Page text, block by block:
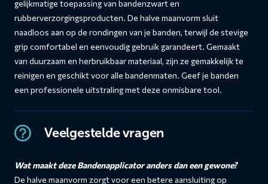
gelijkmatige toepassing van bandenzwart en
rubberverzorgingsproducten. De halve maanvorm sluit
naadloos aan op de rondingen van je banden, terwijl de stevige
grip comfortabel en eenvoudig gebruik garandeert. Gemaakt
van duurzaam en herbruikbaar materiaal, zijn ze gemakkelijk te
reinigen en geschikt voor alle bandenmaten. Geef je banden
een professionele uitstraling met deze onmisbare tool.
Veelgestelde vragen
Wat maakt deze Bandenapplicator anders dan een gewone?
De halve maanvorm zorgt voor een betere aansluiting op